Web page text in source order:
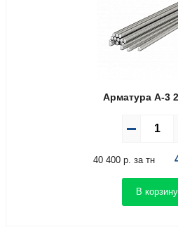
Арматура А-3
40 400 р. за тн
В корзину